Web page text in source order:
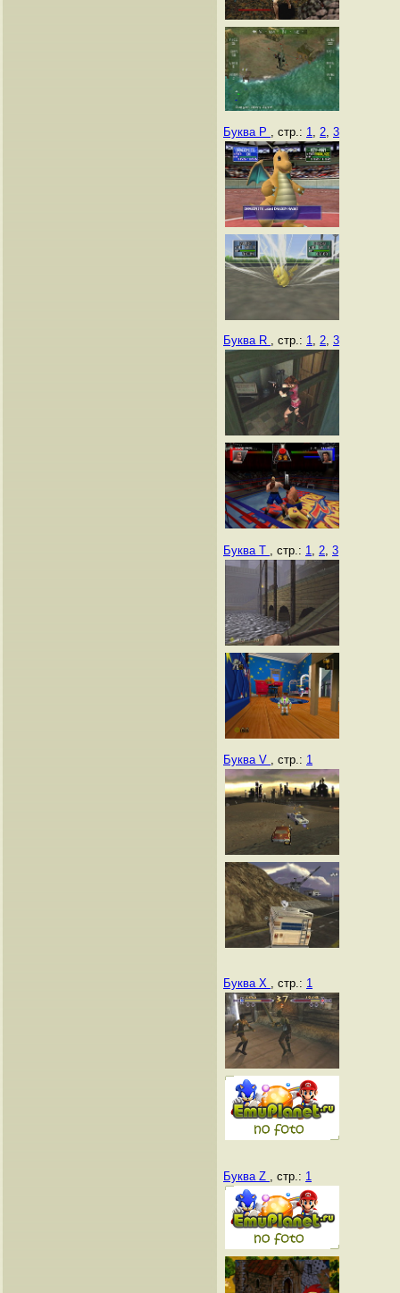
Буква P , стр.: 1 2 3
Буква R , стр.: 1 2 3
Буква T , стр.: 1 2 3
Буква V , стр.: 1
Буква X , стр.: 1
Буква Z , стр.: 1